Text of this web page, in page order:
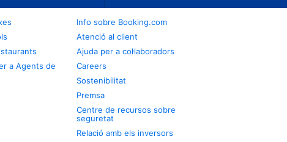
a Agents de
Info sobre Booking.com
Atenció al client
Ajuda per a col·laboradors
Careers
Sostenibilitat
Premsa
Centre de recursos sobre
seguretat
Relació amb els inversors